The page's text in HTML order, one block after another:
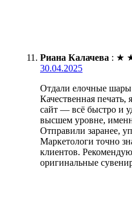
Риана Калачева : ★
30.04.2025
Отдали елочные шары
Качественная печать,
сайт — всё быстро и
высшем уровне,
Отправили заранее,
Маркетологи точно
клиентов.
оригинальные